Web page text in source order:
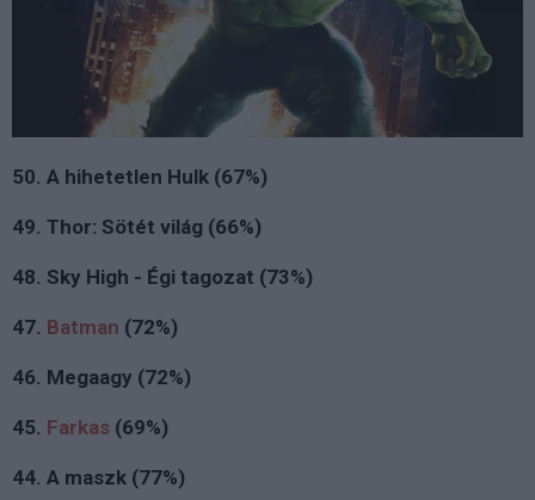
50. A hihetetlen Hulk (67%)
49. Thor: Sötét világ (66%)
48. Sky High - Égi tagozat (73%)
47. Batman (72%)
46. Megaagy (72%)
45. Farkas (69%)
44. A maszk (77%)